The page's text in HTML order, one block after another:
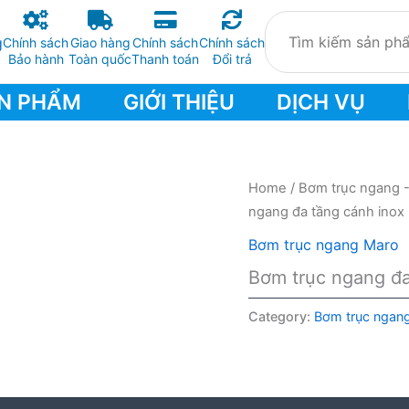
Chính sách
Bảo hành
Giao hàng
Toàn quốc
Chính sách
Thanh toán
Chính sách
Đổi trả
PHẨM GIỚI THIỆU DỊCH VỤ
Home / Bơm trục ngang
ngang đa tầng cánh
Bơm trục ngang Maro
Bơm trục ngang
Category: Bơm trục